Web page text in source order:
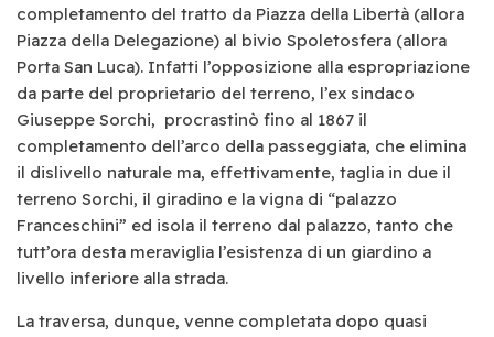
completamento del tratto da Piazza della Libertà (allora
Piazza della Delegazione) al bivio Spoletosfera (allora
Porta San Luca). Infatti l’opposizione alla espropriazione
da parte del proprietario del terreno, l’ex sindaco
Giuseppe Sorchi, procrastinò fino al 1867 il
completamento dell’arco della passeggiata, che elimina
il dislivello naturale ma, effettivamente, taglia in due il
terreno Sorchi, il giradino e la vigna di “palazzo
Franceschini” ed isola il terreno dal palazzo, tanto che
tutt’ora desta meraviglia l’esistenza di un giardino a
livello inferiore alla strada.
La traversa, dunque, venne completata dopo quasi